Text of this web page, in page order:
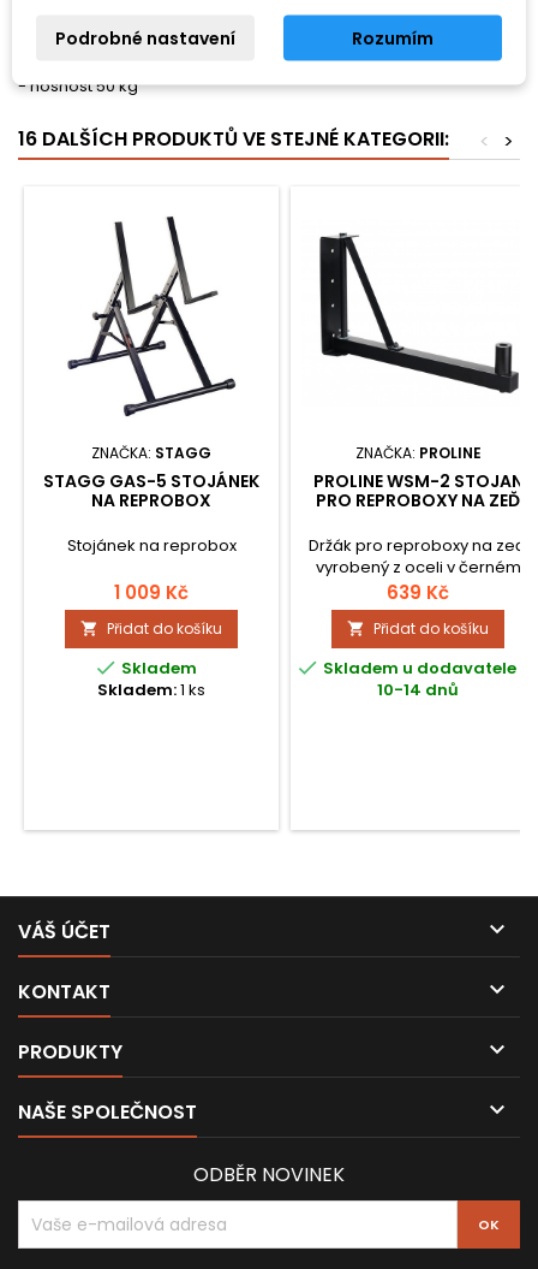
- výška 1350 - 2150 mm
- nosnost 50 kg
16 DALŠÍCH PRODUKTŮ VE STEJNÉ KATEGORII: >
<
ZNAČKA: STAGG
STAGG GAS-5 STOJÁNEK
NA REPROBOX
Stojánek na reprobox
1 009 Kč
 Přidat do košíku
 Skladem
Skladem:1 ks
ZNAČKA: PROLINE
PROLINE WSM-2 STOJAN
PRO REPROBOXY NA ZEĎ
Držák pro reproboxy na zeď
vyrobený z oceli v černém
provedení - jednoduchý,
robustní, bezpečný. Ideální
řešení pro zkušebny, večírky,
restaurace, školy apod.. Pro
boxy s 35 mm přírubou,
nosnost 18 kg, stojan lze
639 Kč
 Přidat do košíku
 Skladem u dodavatele -
10-14 dnů
VÁŠ ÚČET 
KONTAKT 
PRODUKTY 
NAŠE SPOLEČNOST 
ODBĚR NOVINEK
Podrobné nastavení Rozumím